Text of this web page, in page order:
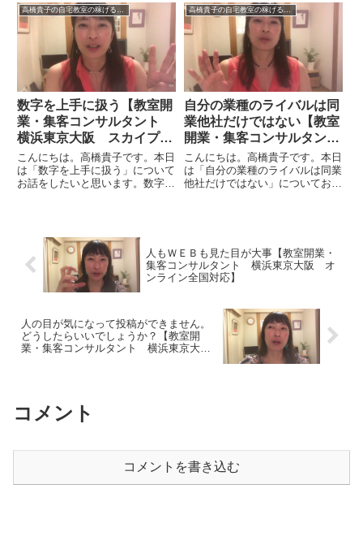
が書いた「しっかり稼げる自宅教
室の開業・集客バイブル」という
本があって非常に好評をいただい
ており、コメントやメールをい
ると思います。私の場合はパンだ
ったので一般的なパン教室という
ふうに考えると、酵母で分けると
か、製法で分けるとか、そうい
う...
高橋貴子の自宅教室の稼げるバイブル【動画付】
数字を上手に扱う【教室開
業・集客コンサルタント
横浜東京大阪 スカイプ全
国対応】
こんにちは。高橋貴子です。本日
は「数字を上手に扱う」について
お話をしたいと思います。数字と
ンも多いです。私自身もパンの教
室について「７つの天然酵母」
と...
高橋貴子の自宅教室の稼げるバイブル【動画付】
自分の業種のライバルは同
業他社だけではない【教室
開業・集客コンサルタン
ト 横浜東京大阪 スカイ
プ全国対応】
こんにちは。高橋貴子です。本日
は「自分の業種のライバルは同業
他社だけではない」についてお話
ウェブサイトを探したりします。
で...
人もＷＥＢも見た目が大事【教室開業・
集客コンサルタント 横浜東京大阪 オ
ンライン全国対応】
人の目が気になって投稿ができません。
どうしたらいいでしょうか？【教室開
業・集客コンサルタント 横浜東京大
コメント
コメントを書き込む